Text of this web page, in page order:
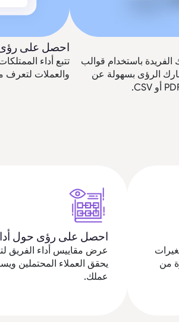
باستخدام قوالب
الرؤى بسهولة عن
احصل على رؤى
تتبع أداء
والعملات لتعرف
من
احصل على رؤى حول
عرض مقاييس أداء الفريق
يحقق العملاء المحتملين
عملك.